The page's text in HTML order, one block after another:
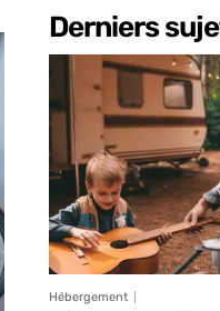
Derniers
Hébergement